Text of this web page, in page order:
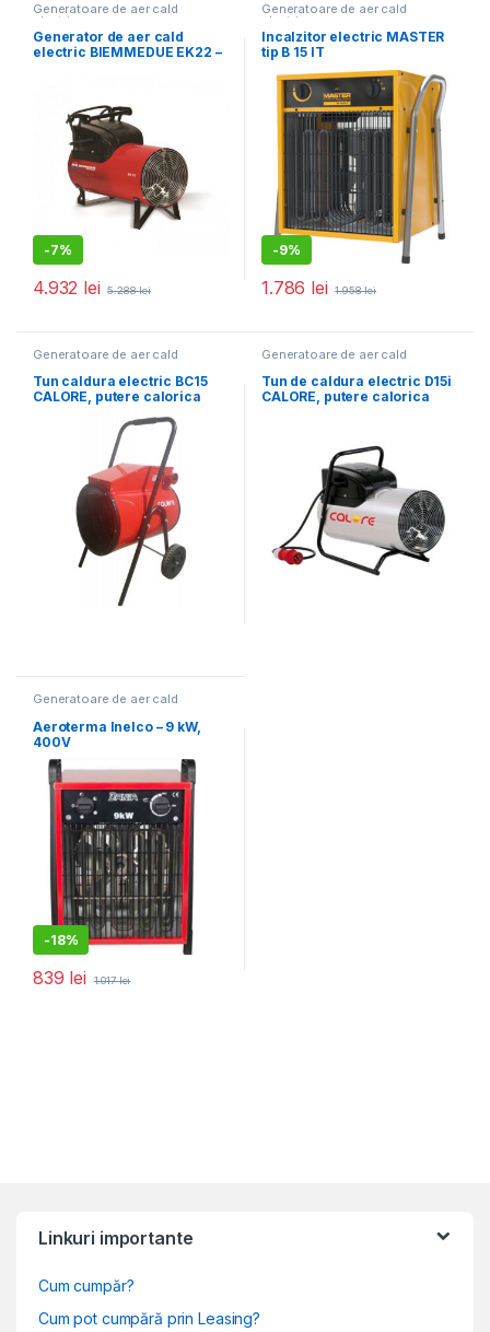
Generatoare de aer cald
electrice
Generator de aer cald
electric BIEMMEDUE EK22 –
-7%
4.932 lei 5.288lei
Generatoare de aer cald
electrice
Incalzitor electric MASTER
tip B 15 IT
-9%
1.786 lei 1.958lei
Generatoare de aer cald
Tun caldura electric BC15
CALORE, putere calorica
Generatoare de aer cald
Tun de caldura electric D15i
CALORE, putere calorica
Generatoare de aer cald
Aeroterma Inelco – 9 kW,
400V
-18%
839 lei 1.017lei
Linkuri importante
Cum cumpăr?
Cum pot cumpără prin Leasing?